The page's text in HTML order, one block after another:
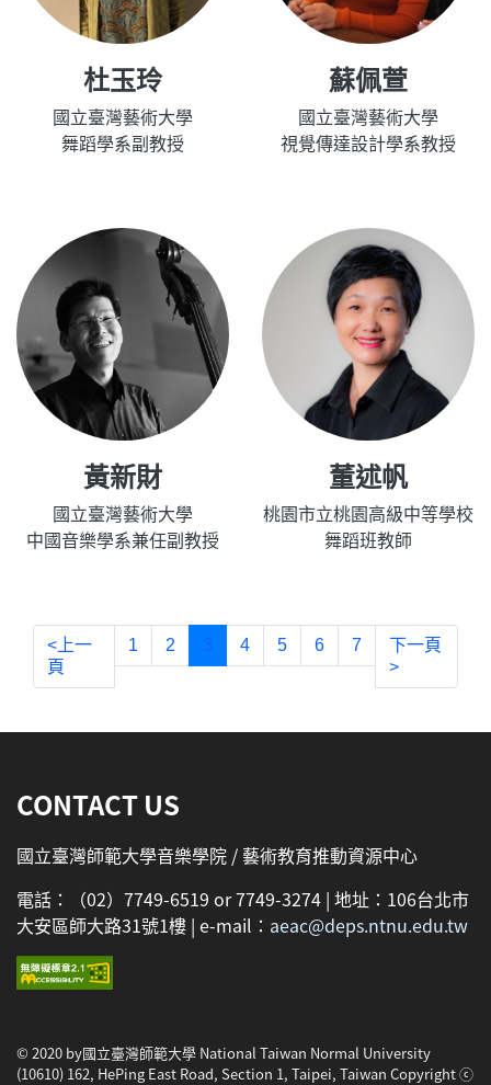
杜玉玲
國立臺灣藝術大學
舞蹈學系副教授
蘇佩萱
國立臺灣藝術大學
視覺傳達設計學系教授
黃新財
國立臺灣藝術大學
中國音樂學系兼任副教授
董述帆
桃園市立桃園高級中等學校
舞蹈班教師
<上一
頁
1 2 3 4 5 6 7
下一頁
>
CONTACT US
國立臺灣師範大學音樂學院 / 藝術教育推動資源中心
電話：（02）7749-6519 or 7749-3274 | 地址：106台北市
大安區師大路31號1樓 | e-mail： aeac@deps.ntnu.edu.tw
© 2020 by國立臺灣師範大學 National Taiwan Normal University
(10610) 162, HePing East Road, Section 1, Taipei, Taiwan Copyright ⓒ